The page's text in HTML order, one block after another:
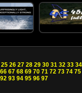
25 26 27 28 29 30 31 32 33 34
66 67 68 69 70 71 72 73 74 75
92 93 94 95 96 97